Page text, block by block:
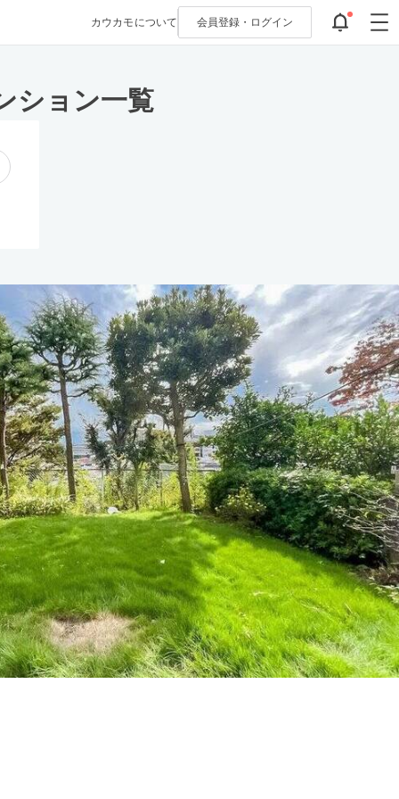
カウカモについて 会員登録・ ログイン
ション一覧